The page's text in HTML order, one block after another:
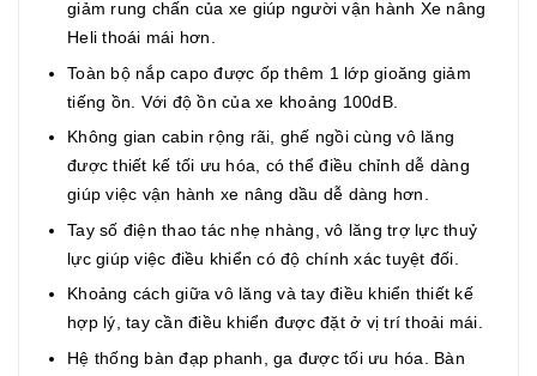
giảm rung chấn của xe giúp người vận hành Xe nâng
Heli thoái mái hơn.
Toàn bộ nắp capo được ốp thêm 1 lớp gioăng giảm
tiếng ồn. Với độ ồn của xe khoảng 100dB.
Không gian cabin rộng rãi, ghế ngồi cùng vô lăng
được thiết kế tối ưu hóa, có thể điều chỉnh dễ dàng
giúp việc vận hành xe nâng dầu dễ dàng hơn.
Tay số điện thao tác nhẹ nhàng, vô lăng trợ lực thuỷ
lực giúp việc điều khiển có độ chính xác tuyệt đối.
Khoảng cách giữa vô lăng và tay điều khiển thiết kế
hợp lý, tay cần điều khiển được đặt ở vị trí thoải mái.
Hệ thống bàn đạp phanh, ga được tối ưu hóa. Bàn